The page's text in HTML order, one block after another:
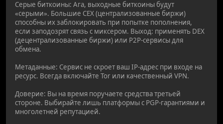
Серые биткоины: Ага, выходные биткоины будут
«серыми». Большие CEX (централизованные биржи)
способны их заблокировать при попытке пополнения,
если заподозрят связь с миксером. Выход: применять DEX
(децентрализованные биржи) или P2P-сервисы для
обмена.
Метаданные: Сервис не скроет ваш IP-адрес при входе на
ресурс. Всегда включайте Tor или качественный VPN.
Доверие: Вы на время поручаете средства третьей
стороне. Выбирайте лишь платформы с PGP-гарантиями и
многолетней репутацией.